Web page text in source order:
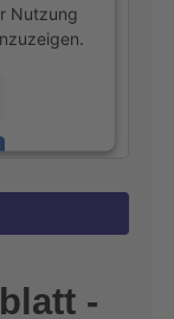
Nutzung
-